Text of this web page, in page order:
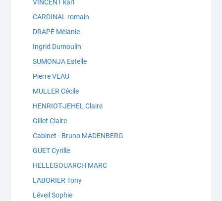
VINCENT karl
CARDINAL romain
DRAPÉ Mélanie
Ingrid Dumoulin
SUMONJA Estelle
Pierre VEAU
MULLER Cécile
HENRIOT-JEHEL Claire
Gillet Claire
Cabinet - Bruno MADENBERG
GUET Cyrille
HELLEGOUARCH MARC
LABORIER Tony
Léveil Sophie